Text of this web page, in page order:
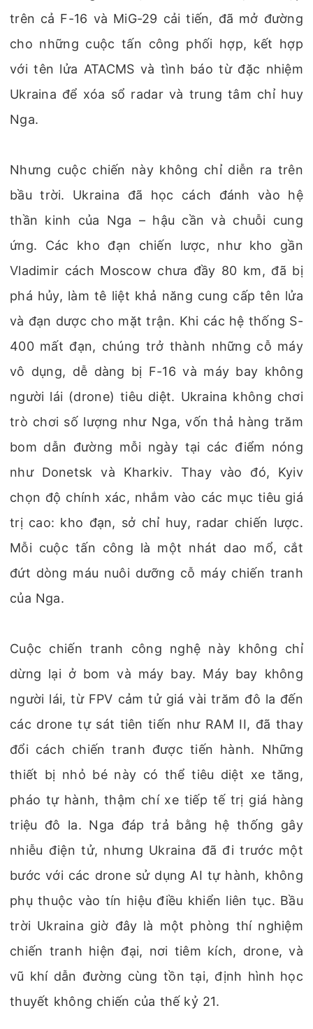
trên cả F-16 và MiG-29 cải tiến, đã mở đường
cho những cuộc tấn công phối hợp, kết hợp
với tên lửa ATACMS và tình báo từ đặc nhiệm
Ukraina để xóa sổ radar và trung tâm chỉ huy
Nga.
Nhưng cuộc chiến này không chỉ diễn ra trên
bầu trời. Ukraina đã học cách đánh vào hệ
thần kinh của Nga – hậu cần và chuỗi cung
ứng. Các kho đạn chiến lược, như kho gần
Vladimir cách Moscow chưa đầy 80 km, đã bị
phá hủy, làm tê liệt khả năng cung cấp tên lửa
và đạn dược cho mặt trận. Khi các hệ thống S-
400 mất đạn, chúng trở thành những cỗ máy
vô dụng, dễ dàng bị F-16 và máy bay không
người lái (drone) tiêu diệt. Ukraina không chơi
trò chơi số lượng như Nga, vốn thả hàng trăm
bom dẫn đường mỗi ngày tại các điểm nóng
như Donetsk và Kharkiv. Thay vào đó, Kyiv
chọn độ chính xác, nhắm vào các mục tiêu giá
trị cao: kho đạn, sở chỉ huy, radar chiến lược.
Mỗi cuộc tấn công là một nhát dao mổ, cắt
đứt dòng máu nuôi dưỡng cỗ máy chiến tranh
của Nga.
Cuộc chiến tranh công nghệ này không chỉ
dừng lại ở bom và máy bay. Máy bay không
người lái, từ FPV cảm tử giá vài trăm đô la đến
các drone tự sát tiên tiến như RAM II, đã thay
đổi cách chiến tranh được tiến hành. Những
thiết bị nhỏ bé này có thể tiêu diệt xe tăng,
pháo tự hành, thậm chí xe tiếp tế trị giá hàng
triệu đô la. Nga đáp trả bằng hệ thống gây
nhiễu điện tử, nhưng Ukraina đã đi trước một
bước với các drone sử dụng AI tự hành, không
phụ thuộc vào tín hiệu điều khiển liên tục. Bầu
trời Ukraina giờ đây là một phòng thí nghiệm
chiến tranh hiện đại, nơi tiêm kích, drone, và
vũ khí dẫn đường cùng tồn tại, định hình học
thuyết không chiến của thế kỷ 21.